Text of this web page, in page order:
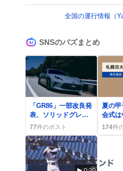
ﾃついてってるし逃走
しないし脱走しない全国の運行情報（
SNSのバズまとめ
「GR86」一部改良発
表、ソリッドグレー
復活と3眼アイサイト
77件のポスト
夏の甲
会式は
更、仙
174件